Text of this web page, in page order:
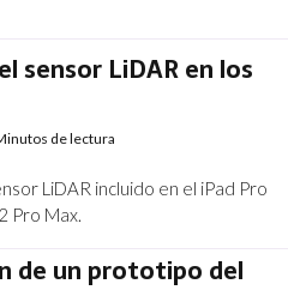
sensor LiDAR en los
de lectura
LiDAR incluido en el iPad Pro
Pro Max.
de un prototipo del